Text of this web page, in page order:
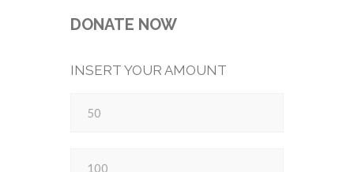
DONATE NOW
INSERT YOUR AMOUNT